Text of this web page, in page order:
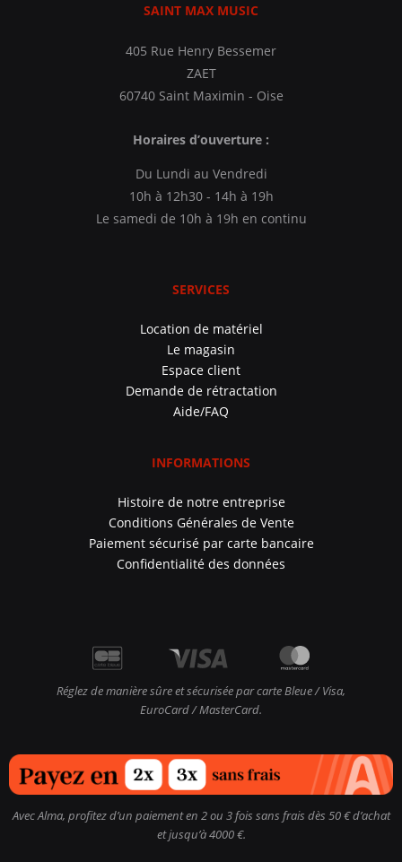
SAINT MAX MUSIC
405 Rue Henry Bessemer
ZAET
60740 Saint Maximin - Oise
Horaires d’ouverture :
Du Lundi au Vendredi
10h à 12h30 - 14h à 19h
Le samedi de 10h à 19h en continu
SERVICES
Location de matériel
Le magasin
Espace client
Demande de rétractation
Aide/FAQ
INFORMATIONS
Histoire de notre entreprise
Conditions Générales de Vente
Paiement sécurisé par carte bancaire
Confidentialité des données
Réglez de manière sûre et sécurisée par carte Bleue / Visa,
EuroCard / MasterCard.
Avec Alma, profitez d’un paiement en 2 ou 3 fois sans frais dès 50 € d’achat
et jusqu’à 4000 €.